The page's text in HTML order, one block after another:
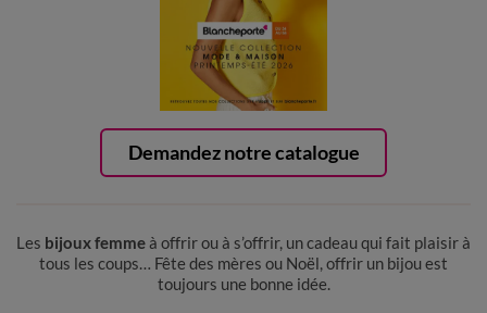
Demandez notre catalogue
Les bijoux femme à offrir ou à s’offrir, un cadeau qui fait plaisir à
tous les coups… Fête des mères ou Noël, offrir un bijou est
toujours une bonne idée.